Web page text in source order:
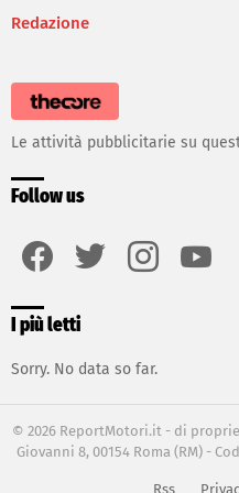
Redazione
Le attività pubblicitarie su
Follow us
I più letti
Sorry. No data so far.
© 2026 ReportMotori.it - di
Giovanni 8, 00154 Roma (RM) -
Rss